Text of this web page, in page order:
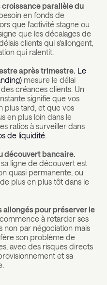
croissance parallèle du
en fonds de
que l'activité stagne ou
que les décalages de
clients qui s'allongent,
qui ralentit.
après trimestre. Le
mesure le délai
créances clients. Un
signifie que vos
plus tard, et que vos
en plus loin dans le
ratios à surveiller dans
de liquidité.
découvert bancaire.
ligne de découvert est
quasi permanente, ou
plus en plus tôt dans le
allongés pour préserver le
à retarder ses
non par négociation mais
son problème de
avec des risques directs
et sa